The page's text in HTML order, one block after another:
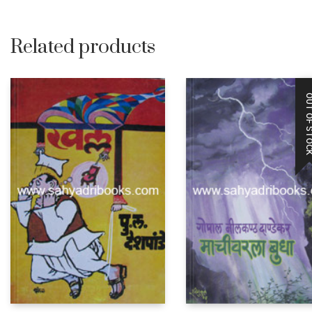
Related products
OUT